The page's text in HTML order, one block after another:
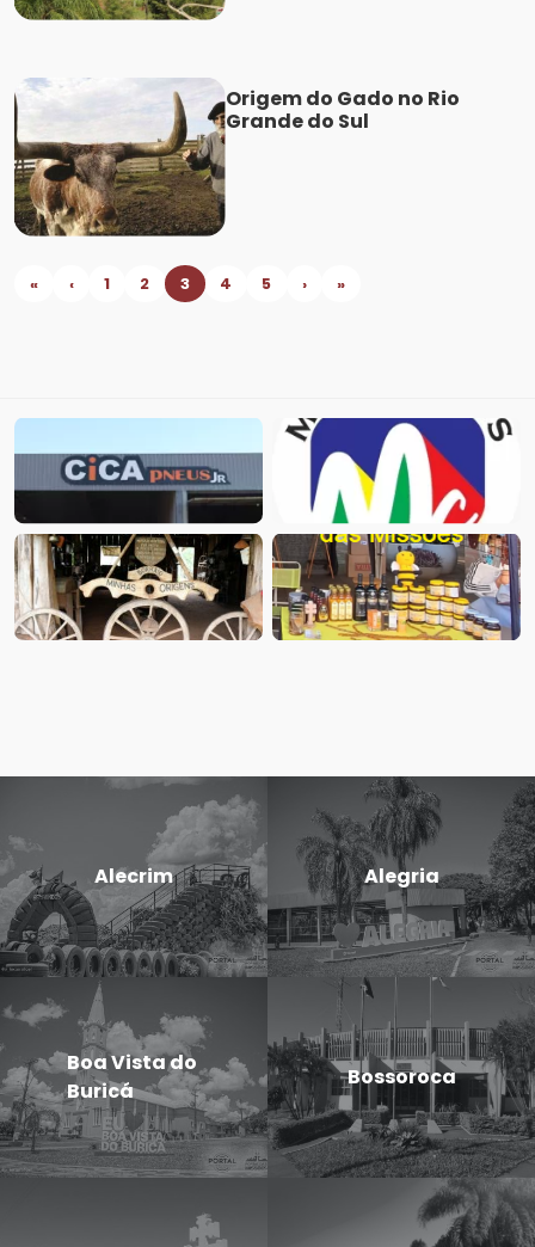
Origem do Gado no Rio
Grande do Sul
« ‹ 1 2 3 4 5 › »
Alecrim Alegria
Boa Vista do
Buricá
Bossoroca